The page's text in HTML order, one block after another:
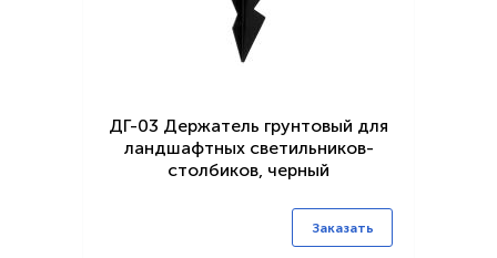
ДГ-03 Держатель грунтовый для
ландшафтных светильников-
столбиков, черный
Заказать